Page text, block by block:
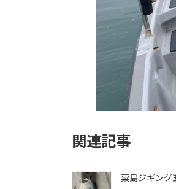
関連記事
粟島ジギング